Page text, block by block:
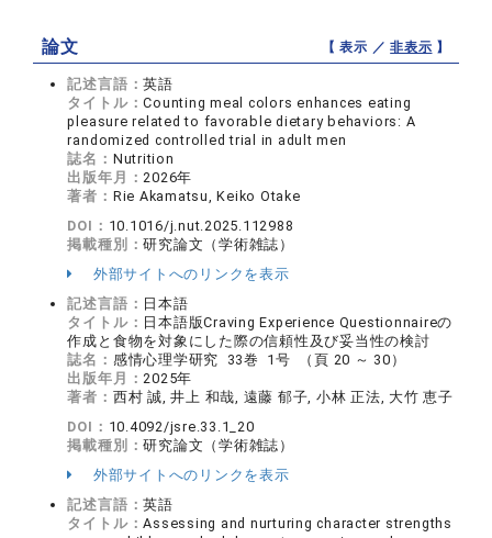
論文 【 表示 ／非表示 】
記述言語：英語
タイトル：Counting meal colors enhances eating
pleasure related to favorable dietary behaviors: A
randomized controlled trial in adult men
誌名： Nutrition
出版年月：2026年
著者： Rie Akamatsu, Keiko Otake
DOI： 10.1016/j.nut.2025.112988
掲載種別：研究論文（学術雑誌）
外部サイトへのリンクを表示
記述言語： 日本語
タイトル： 日本語版Craving Experience Questionnaireの
作成と食物を対象にした際の信頼性及び妥当性の検討
誌名： 感情心理学研究 33巻 1号 （頁 20 ～ 30）
出版年月：2025年
著者： 西村 誠, 井上 和哉, 遠藤 郁子, 小林 正法, 大竹 恵子
DOI： 10.4092/jsre.33.1_20
掲載種別：研究論文（学術雑誌）
外部サイトへのリンクを表示
記述言語：英語
タイトル：Assessing and nurturing character strengths